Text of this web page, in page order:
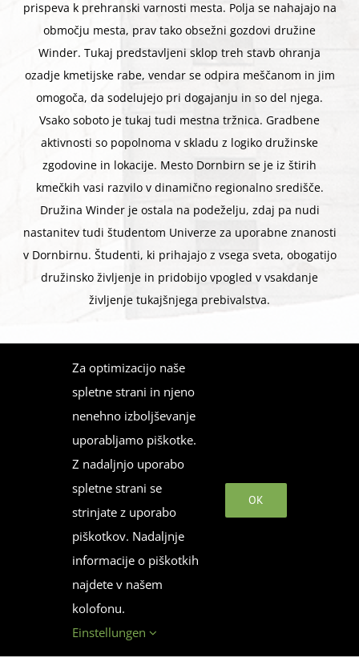
prispeva k prehranski varnosti mesta. Polja se nahajajo na
območju mesta, prav tako obsežni gozdovi družine
Winder. Tukaj predstavljeni sklop treh stavb ohranja
ozadje kmetijske rabe, vendar se odpira meščanom in jim
omogoča, da sodelujejo pri dogajanju in so del njega.
Vsako soboto je tukaj tudi mestna tržnica. Gradbene
aktivnosti so popolnoma v skladu z logiko družinske
zgodovine in lokacije. Mesto Dornbirn se je iz štirih
kmečkih vasi razvilo v dinamično regionalno središče.
Družina Winder je ostala na podeželju, zdaj pa nudi
nastanitev tudi študentom Univerze za uporabne znanosti
v Dornbirnu. Študenti, ki prihajajo z vsega sveta, obogatijo
družinsko življenje in pridobijo vpogled v vsakdanje
življenje tukajšnjega prebivalstva.
Vam je projekt všeč? Delite ga ...
FacebookTwitterLinkedInWhatsApp
Pinterest
Email
Za optimizacijo naše
spletne strani in njeno
nenehno izboljševanje
uporabljamo piškotke.
Z nadaljnjo uporabo
spletne strani se
strinjate z uporabo
piškotkov. Nadaljnje
informacije o piškotkih
najdete v našem
kolofonu.
Einstellungen
OK